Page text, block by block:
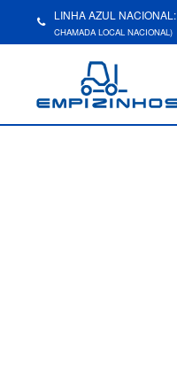
LINHA AZUL NACIONAL:
CHAMADA LOCAL NACIONAL)